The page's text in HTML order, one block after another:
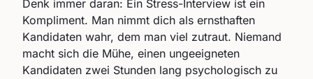
Denk immer daran: Ein Stress-Interview ist ein
Kompliment. Man nimmt dich als ernsthaften
Kandidaten wahr, dem man viel zutraut. Niemand
macht sich die Mühe, einen ungeeigneten
Kandidaten zwei Stunden lang psychologisch zu